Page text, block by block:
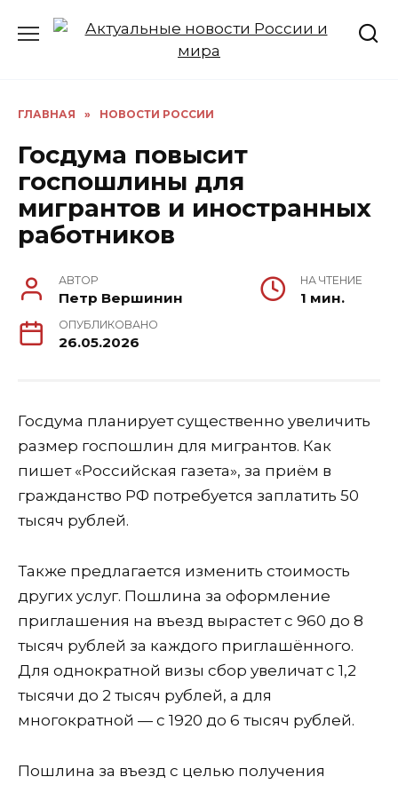
ГЛАВНАЯ » НОВОСТИ РОССИИ
Госдума повысит
госпошлины для
мигрантов и иностранных
работников
АВТОР
Петр Вершинин
НА ЧТЕНИЕ
1 мин.
ОПУБЛИКОВАНО
26.05.2026
Госдума планирует существенно увеличить
размер госпошлин для мигрантов. Как
пишет «Российская газета», за приём в
гражданство РФ потребуется заплатить 50
тысяч рублей.
Также предлагается изменить стоимость
других услуг. Пошлина за оформление
приглашения на въезд вырастет с 960 до 8
тысяч рублей за каждого приглашённого.
Для однократной визы сбор увеличат с 1,2
тысячи до 2 тысяч рублей, а для
многократной — с 1920 до 6 тысяч рублей.
Пошлина за въезд с целью получения